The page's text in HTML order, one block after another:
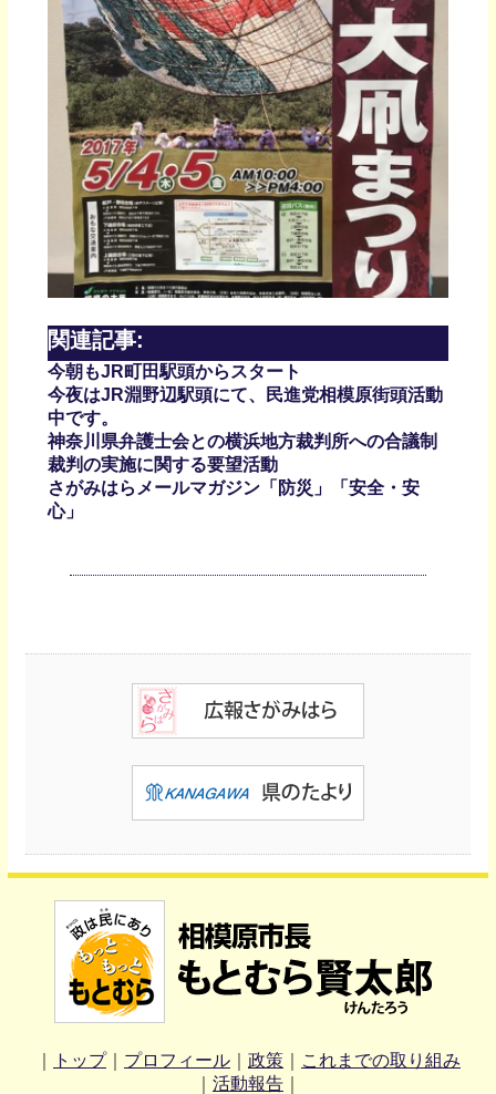
関連記事:
今朝もJR町田駅頭からスタート
今夜はJR淵野辺駅頭にて、民進党相模原街頭活動
中です。
神奈川県弁護士会との横浜地方裁判所への合議制
裁判の実施に関する要望活動
さがみはらメールマガジン「防災」「安全・安
心」
トップ｜ プロフィール｜ 政策｜
これまでの取り組み
活動報告｜